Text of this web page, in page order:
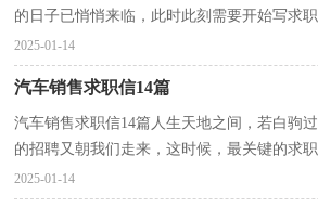
的日子已悄悄来临，此时此刻需要开始写求
职信才简练、明确呢？下面是小编收集整理的
2025-01-14
汽车销售求职信14篇
汽车销售求职信14篇人生天地之间，若白驹
的招聘又朝我们走来，这时候，最关键的求
多人都十分头疼怎么写一封精彩的求职信吧
2025-01-14